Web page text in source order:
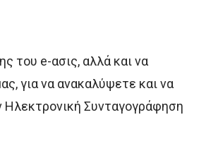
του e-ασις, αλλά και να
για να ανακαλύψετε και να
Ηλεκτρονική Συνταγογράφηση